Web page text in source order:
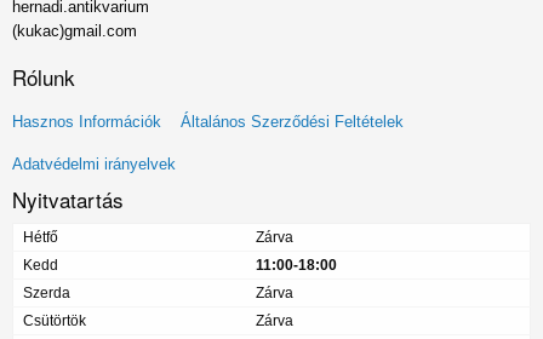
hernadi.antikvarium
(kukac)gmail.com
Rólunk
Lábléc
menü
Hasznos Információk Általános Szerződési Feltételek
Adatvédelmi irányelvek
Nyitvatartás
Hétfő
Zárva
Kedd
11:00-18:00
Szerda
Zárva
Csütörtök
Zárva